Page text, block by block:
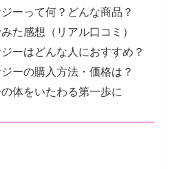
ーって何？どんな商品？
た感想（リアル口コミ）
ーはどんな人におすすめ？
ーの購入方法・価格は？
体をいたわる第一歩に